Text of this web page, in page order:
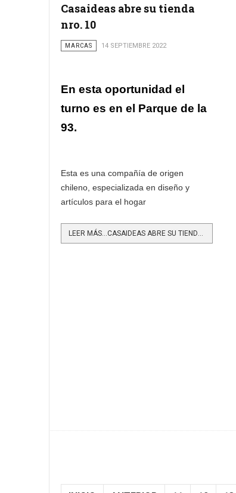
Casaideas abre su tienda
nro. 10
MARCAS 14 SEPTIEMBRE 2022
En esta oportunidad el
turno es en el Parque de la
93.
Esta es una compañía de origen
chileno, especializada en diseño y
artículos para el hogar
LEER MÁS…CASAIDEAS ABRE SU TIENDA NRO. 10